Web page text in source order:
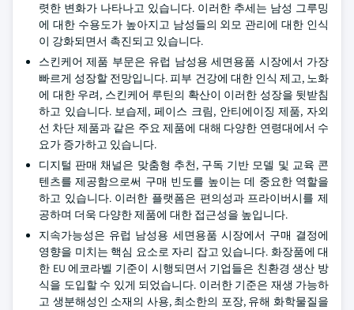
렷한 변화가 나타나고 있습니다. 이러한 추세는 남성 그루밍
에 대한 수용도가 높아지고 남성들의 외모 관리에 대한 인식
이 강화되면서 촉진되고 있습니다.
스킨케어 제품 부문은 유럽 남성용 세면용품 시장에서 가장
빠르게 성장할 전망입니다. 피부 건강에 대한 인식 제고, 노화
에 대한 우려, 스킨케어 루틴의 확산이 이러한 성장을 뒷받침
하고 있습니다. 보습제, 페이스 크림, 안티에이징 제품, 자외
선 차단 제품과 같은 주요 제품에 대해 다양한 연령대에서 수
요가 증가하고 있습니다.
디지털 판매 채널은 맞춤형 추천, 구독 기반 모델 및 교육 콘
텐츠를 제공함으로써 구매 빈도를 높이는 데 중요한 역할을
하고 있습니다. 이러한 플랫폼은 편의성과 프라이버시를 제
공하며 더욱 다양한 제품에 대한 접근성을 높입니다.
지속가능성은 유럽 남성용 세면용품 시장에서 구매 결정에
영향을 미치는 핵심 요소로 자리 잡고 있습니다. 화장품에 대
한 EU 에코라벨 기준이 시행되면서 기업들은 친환경 생산 방
식을 도입할 수 있게 되었습니다. 이러한 기준은 재생 가능하
고 생분해성인 소재의 사용, 최소한의 포장, 유해 화학물질을